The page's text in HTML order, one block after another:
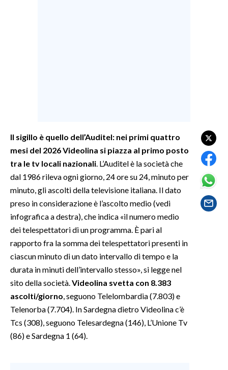
SPETTACOLI
GOSSIP
SARDEGNA TURISMO
SARDI NEL MONDO
EVENTI
#CARAUNIONE
3 MINUTI CON
Il sigillo è quello dell’Auditel: nei primi quattro
mesi del 2026 Videolina si piazza al primo posto
tra le tv locali nazionali . L’Auditel è la società che
dal 1986 rileva ogni giorno, 24 ore su 24, minuto per
minuto, gli ascolti della televisione italiana. Il dato
preso in considerazione è l’ascolto medio (vedi
infografica a destra), che indica «il numero medio
dei telespettatori di un programma. È pari al
rapporto fra la somma dei telespettatori presenti in
ciascun minuto di un dato intervallo di tempo e la
durata in minuti dell’intervallo stesso», si legge nel
sito della società. Videolina svetta con 8.383
ascolti/giorno , seguono Telelombardia (7.803) e
Telenorba (7.704). In Sardegna dietro Videolina c’è
Tcs (308), seguono Telesardegna (146), L’Unione Tv
(86) e Sardegna 1 (64).